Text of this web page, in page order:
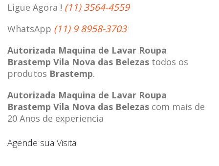
Ligue Agora ! (11) 3564-4559
WhatsApp (11) 9 8958-3703
Autorizada Maquina de Lavar Roupa
Brastemp Vila Nova das Belezas todos os
produtos Brastemp.
Autorizada Maquina de Lavar Roupa
Brastemp Vila Nova das Belezas com mais de
20 Anos de experiencia
Agende sua Visita